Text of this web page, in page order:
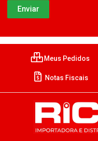
Meus Pedidos
Notas Fiscais